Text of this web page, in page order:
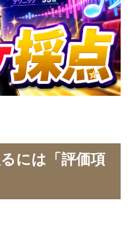
には「評価項